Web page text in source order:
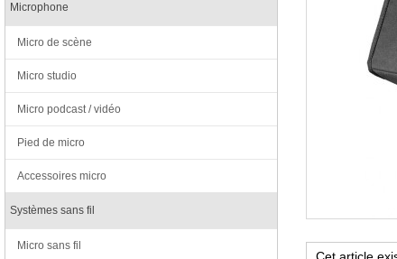
Microphone
Micro de scène
Micro studio
Micro podcast / vidéo
Pied de micro
Accessoires micro
Systèmes sans fil
Micro sans fil